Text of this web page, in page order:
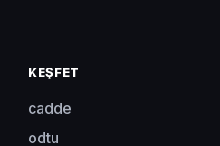
KEŞFET
cadde
odtu